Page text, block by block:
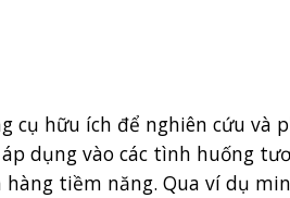
cụ hữu ích để nghiên cứu
dụng vào các tình huống
tiềm năng. Qua ví dụ